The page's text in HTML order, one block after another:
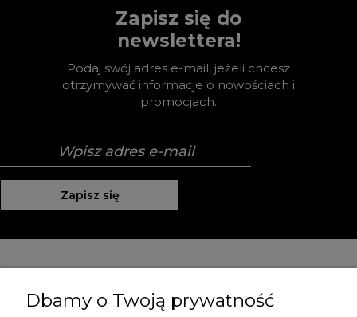
Zapisz się do
newslettera!
Podaj swój adres e-mail, jeżeli chcesz
otrzymywać informacje o nowościach i
promocjach.
Zapisz się
Moje konto
Dbamy o Twoją prywatność